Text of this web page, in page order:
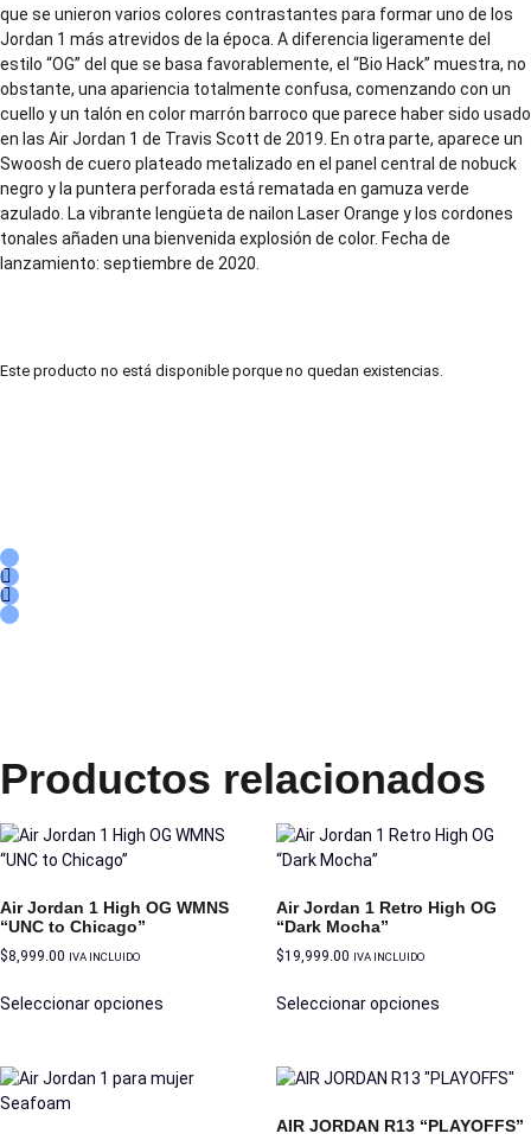
que se unieron varios colores contrastantes para formar uno de los
Jordan 1 más atrevidos de la época. A diferencia ligeramente del
estilo “OG” del que se basa favorablemente, el “Bio Hack” muestra, no
obstante, una apariencia totalmente confusa, comenzando con un
cuello y un talón en color marrón barroco que parece haber sido usado
en las Air Jordan 1 de Travis Scott de 2019. En otra parte, aparece un
Swoosh de cuero plateado metalizado en el panel central de nobuck
negro y la puntera perforada está rematada en gamuza verde
azulado. La vibrante lengüeta de nailon Laser Orange y los cordones
tonales añaden una bienvenida explosión de color. Fecha de
lanzamiento: septiembre de 2020.
Este producto no está disponible porque no quedan existencias.
Productos relacionados
Air Jordan 1 High OG WMNS
“UNC to Chicago”
$8,999.00 IVA INCLUIDO
Seleccionar opciones
Air Jordan 1 Retro High OG
“Dark Mocha”
$19,999.00 IVA INCLUIDO
Seleccionar opciones
AIR JORDAN R13 “PLAYOFFS”